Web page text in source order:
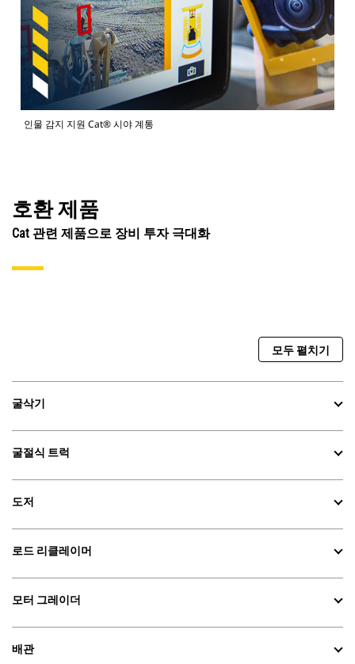
인물 감지 지원 Cat® 시야 계통
호환 제품
Cat 관련 제품으로 장비 투자 극대화
모두 펼치기
굴삭기
굴절식 트럭
도저
로드 리클레이머
모터 그레이더
배관